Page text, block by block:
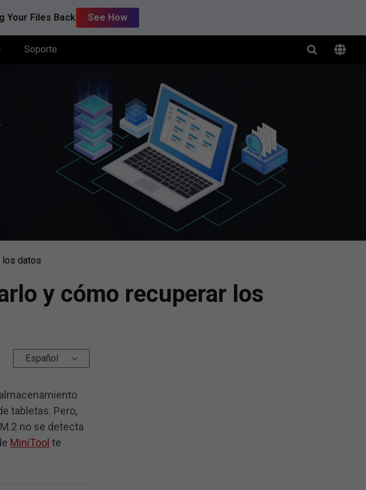
Your Files Back See How
Soporte
los datos
y cómo recuperar los
Español
tabletas. Pero,
no se detecta
MiniTool te